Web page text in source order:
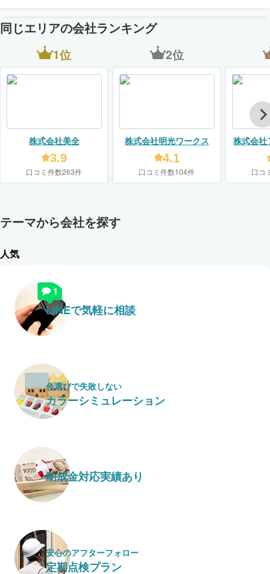
同じエリアの会社ランキング
1位
株式会社美全
3.9
口コミ件数263件
2位
株式会社明光ワークス
4.1
口コミ件数104件
株式会社
口コ
テーマから会社を探す
人気
LINEで気軽に相談
色選びで失敗しない
カラーシミュレーション
助成金対応実績あり
安心のアフターフォロー
定期点検プラン